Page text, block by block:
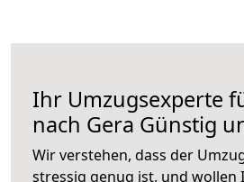
Ihr Umzugsexperte
nach Gera Günstig
Wir verstehen, dass der
stressig genug ist, und wollen